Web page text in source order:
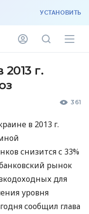
УСТАНОВИТЬ
г.
361
в 2013 г.
снизится с 33%
рынок
для
уровня
сообщил глава